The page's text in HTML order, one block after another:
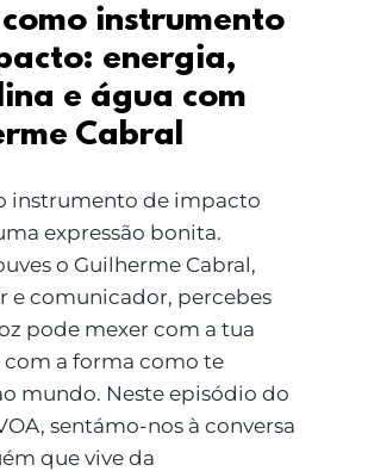
instrumento
energia,
e água com
Cabral
instrumento de impacto
expressão bonita.
o Guilherme Cabral,
e comunicador, percebes
pode mexer com a tua
com a forma como te
mundo. Neste episódio do
sentámo-nos à conversa
que vive da